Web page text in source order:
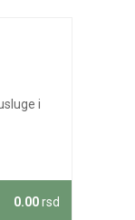
i
0.00rsd